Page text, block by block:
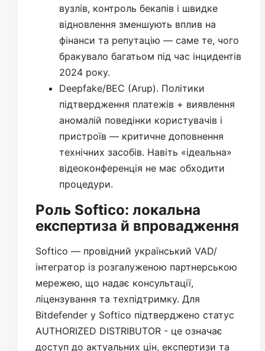
вузлів, контроль бекапів і швидке
відновлення зменшують вплив на
фінанси та репутацію — саме те, чого
бракувало багатьом під час інцидентів
2024 року.
Deepfake/BEC (Arup). Політики
підтвердження платежів + виявлення
аномалій поведінки користувачів і
пристроїв — критичне доповнення
технічних засобів. Навіть «ідеальна»
відеоконференція не має обходити
процедури.
Роль Softico: локальна
експертиза й впровадження
Softico — провідний український VAD/
інтегратор із розгалуженою партнерською
мережею, що надає консультації,
ліцензування та техпідтримку. Для
Bitdefender у Softico підтверджено статус
AUTHORIZED DISTRIBUTOR - це означає
доступ до актуальних цін, експертизи та